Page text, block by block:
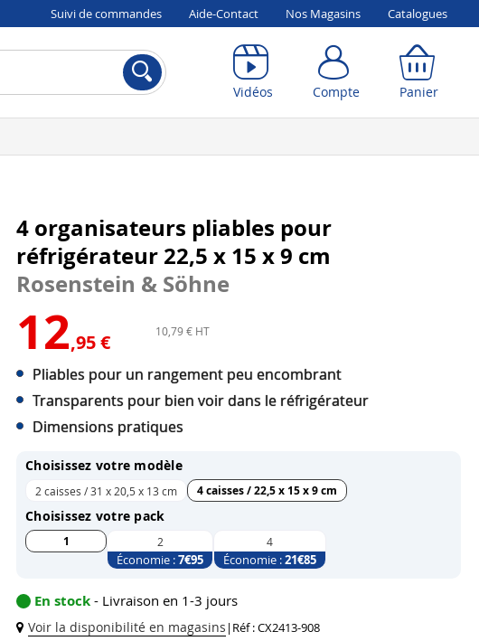
Suivi de commandes Aide-Contact Nos Magasins Catalogues
Vidéos Compte Panier
4 organisateurs pliables pour
réfrigérateur 22,5 x 15 x 9 cm
Rosenstein & Söhne
12,95 € 10,79 € HT
Pliables pour un rangement peu encombrant
Transparents pour bien voir dans le réfrigérateur
Dimensions pratiques
Choisissez votre modèle
2 caisses / 31 x 20,5 x 13 cm 4 caisses / 22,5 x 15 x 9 cm
Choisissez votre pack
1 2
Économie :7€95
4
Économie :21€85
En stock - Livraison en 1-3 jours
Voir la disponibilité en magasins | Réf : CX2413-908
Compte Panier